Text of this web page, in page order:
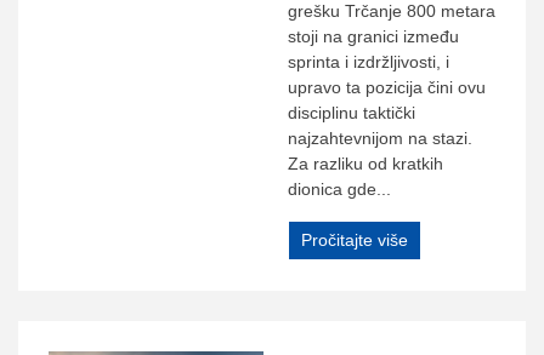
grešku Trčanje 800 metara
stoji na granici između
sprinta i izdržljivosti, i
upravo ta pozicija čini ovu
disciplinu taktički
najzahtevnijom na stazi.
Za razliku od kratkih
dionica gde...
Pročitajte više